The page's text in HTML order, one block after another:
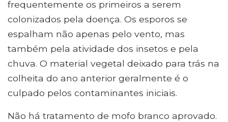
frequentemente os primeiros a serem
colonizados pela doença. Os esporos se
espalham não apenas pelo vento, mas
também pela atividade dos insetos e pela
chuva. O material vegetal deixado para trás na
colheita do ano anterior geralmente é o
culpado pelos contaminantes iniciais.
Não há tratamento de mofo branco aprovado.